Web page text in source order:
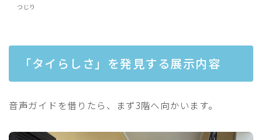
つじり
「タイらしさ」を発見する展示内容
音声ガイドを借りたら、まず3階へ向かいます。